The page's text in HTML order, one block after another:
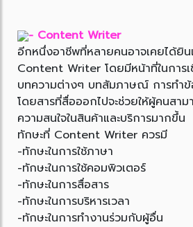
- Content Writer
อีกหนึ่งอาชีพที่หลายคนอาจเคยได้ยิ
Content Writer โดยมีหน้าที่ในการ
บทความต่างๆ บทสัมภาษณ์ การทำ
โดยสารที่สื่อออกไปจะช่วยให้ผู้คนสาม
ความสนใจในสินค้าและบริการมากขึ้น
ทักษะที่ Content Writer ควรมี
-ทักษะในการใช้ภาษา
-ทักษะในการใช้คอมพิวเตอร์
-ทักษะในการสื่อสาร
-ทักษะในการบริหารเวลา
-ทักษะในการทำงานร่วมกับผู้อื่น